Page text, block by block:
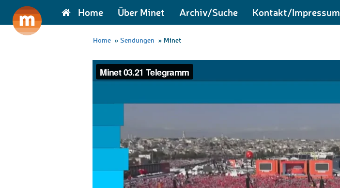
Home Über Minet Archiv/Suche Kontakt/Impressum
Home » Sendungen » Minet